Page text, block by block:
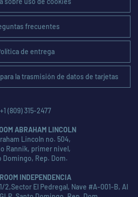
frecuentes
de entrega
la trasmisión de datos de tarjetas
+1 (809) 315-2477
ABRAHAM LINCOLN
Lincoln no. 504,
Rannik, primer nivel,
Domingo, Rep. Dom.
INDEPENDENCIA
2,Sector El Pedregal, Nave #A-001-B, Al